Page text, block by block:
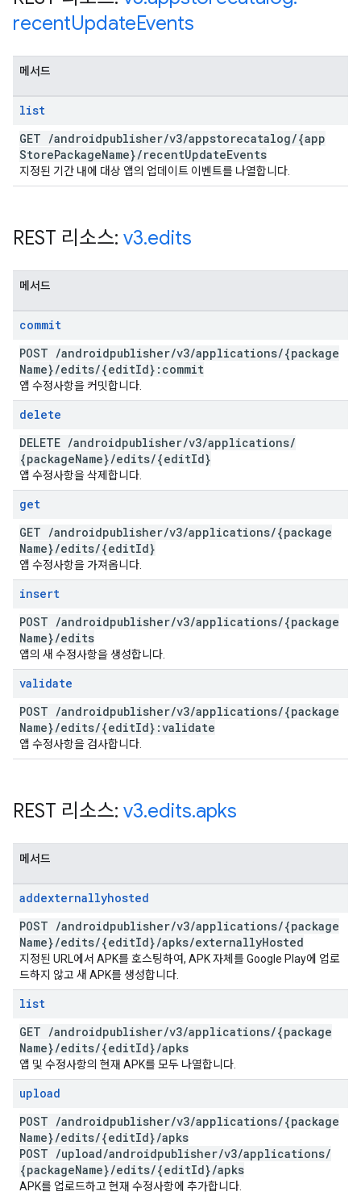
recentUpdateEvents
메서드
list
GET /androidpublisher/v3/appstorecatalog/{app
StorePackageName}/recentUpdateEvents
지정된 기간 내에 대상 앱의 업데이트 이벤트를 나열합니다.
REST 리소스: v3.edits
메서드
commit
POST /androidpublisher/v3/applications/{package
Name}/edits/{editId}:commit
앱 수정사항을 커밋합니다.
delete
DELETE /androidpublisher/v3/applications/
{packageName}/edits/{editId}
앱 수정사항을 삭제합니다.
get
GET /androidpublisher/v3/applications/{package
Name}/edits/{editId}
앱 수정사항을 가져옵니다.
insert
POST /androidpublisher/v3/applications/{package
Name}/edits
앱의 새 수정사항을 생성합니다.
validate
POST /androidpublisher/v3/applications/{package
Name}/edits/{editId}:validate
앱 수정사항을 검사합니다.
REST 리소스: v3.edits.apks
메서드
addexternallyhosted
POST /androidpublisher/v3/applications/{package
Name}/edits/{editId}/apks/externallyHosted
지정된 URL에서 APK를 호스팅하여, APK 자체를 Google Play에 업로
드하지 않고 새 APK를 생성합니다.
list
GET /androidpublisher/v3/applications/{package
Name}/edits/{editId}/apks
앱 및 수정사항의 현재 APK를 모두 나열합니다.
upload
POST /androidpublisher/v3/applications/{package
Name}/edits/{editId}/apks
POST /upload/androidpublisher/v3/applications/
{packageName}/edits/{editId}/apks
APK를 업로드하고 현재 수정사항에 추가합니다.